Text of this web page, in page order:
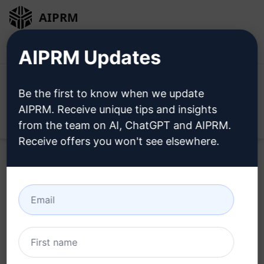
AIPRM
BuChatGPT İstemini
Şimdi
Deneyin
AIPRM Updates
Be the first to know when we update
AIPRM. Receive unique tips and insights
from the team on AI, ChatGPT and AIPRM.
Receive offers you won't see elsewhere.